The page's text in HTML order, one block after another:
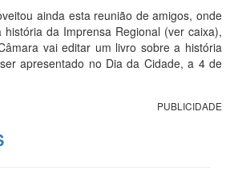
ainda esta reunião de amigos, onde
da Imprensa Regional (ver caixa),
vai editar um livro sobre a história
apresentado no Dia da Cidade, a 4 de
PUBLICIDADE